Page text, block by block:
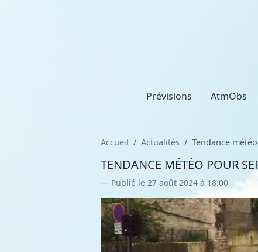
Prévisions AtmObs
Accueil Actualités Tendance
TENDANCE MÉTÉO POUR
Publié le 27 août 2024 à 18:00